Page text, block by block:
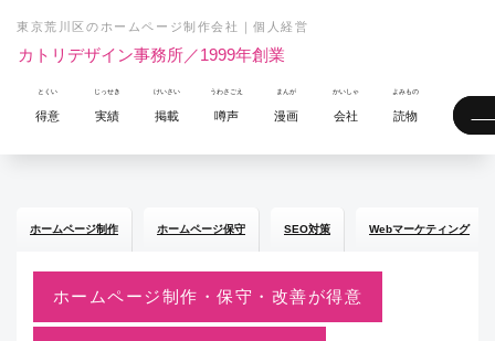
東京荒川区のホームページ制作会社｜個人経営
カトリデザイン事務所／1999年創業
得意 実績 掲載 噂声 漫画 会社 読物
ホームページ制作 ホームページ保守 SEO対策 Webマーケティング
ホームページ制作・保守・改善が得意